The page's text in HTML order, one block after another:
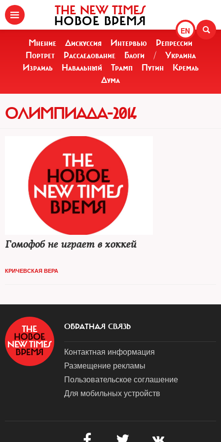
EN
THE NEW TIMES
НОВОЕ ВРЕМЯ
Мнение Дискуссия Интервью
Репрессии
Портрет
Расследование Блоги /
Украина
Израиль
Навальный Трамп Путин
Кремль
Дума
ОЛИМПИАДА-2014
Гомофоб не играет в хоккей
КРИЧЕВСКАЯ ВЕРА
ОБРАТНАЯ СВЯЗЬ
Контактная информация
Размещение рекламы
Пользовательское соглашение
Для мобильных устройств